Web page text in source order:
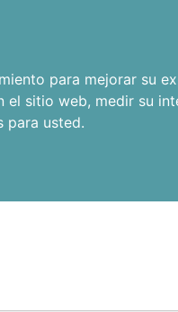
para mejorar su
el sitio web, medir su
para usted.